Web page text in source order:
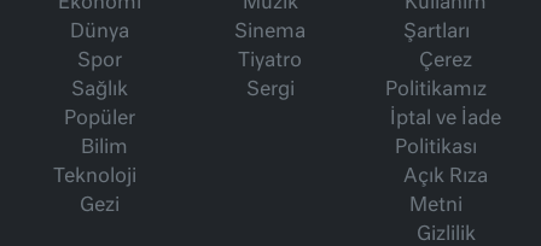
Dünya
Spor
Sağlık
Popüler
Bilim
Teknoloji
Gezi
Sinema
Tiyatro
Sergi
Şartları
Çerez
Politikamız
İptal ve İade
Politikası
Açık Rıza
Metni
Gizlilik